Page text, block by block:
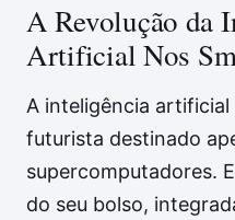
A Revolução da
Artificial Nos
A inteligência artificial
futurista destinado
supercomputadores.
do seu bolso,